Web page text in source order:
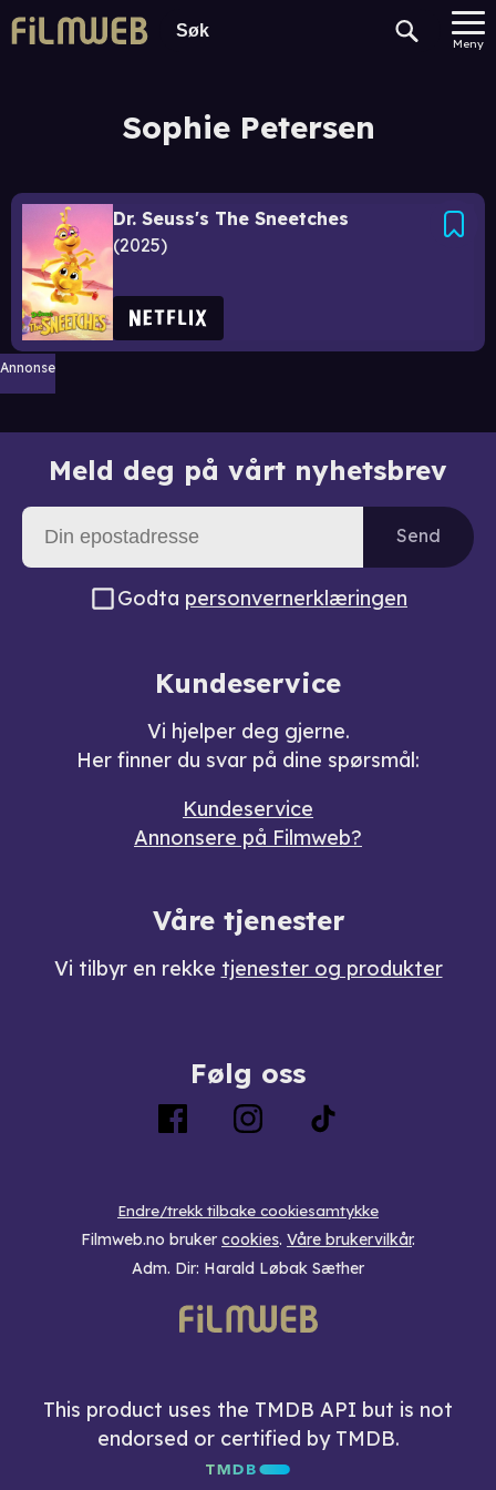
Meny
Sophie Petersen
Dr. Seuss's The Sneetches
2025
Annonse
Meld deg på vårt nyhetsbrev
Send
Godta personvernerklæringen
Kundeservice
Vi hjelper deg gjerne.
Her finner du svar på dine spørsmål:
Kundeservice
Annonsere på Filmweb?
Våre tjenester
Vi tilbyr en rekke tjenester og produkter
Følg oss
Endre/trekk tilbake cookiesamtykke
Filmweb.no bruker cookies. Våre brukervilkår.
Adm. Dir: Harald Løbak Sæther
This product uses the TMDB API but is not
endorsed or certified by TMDB.